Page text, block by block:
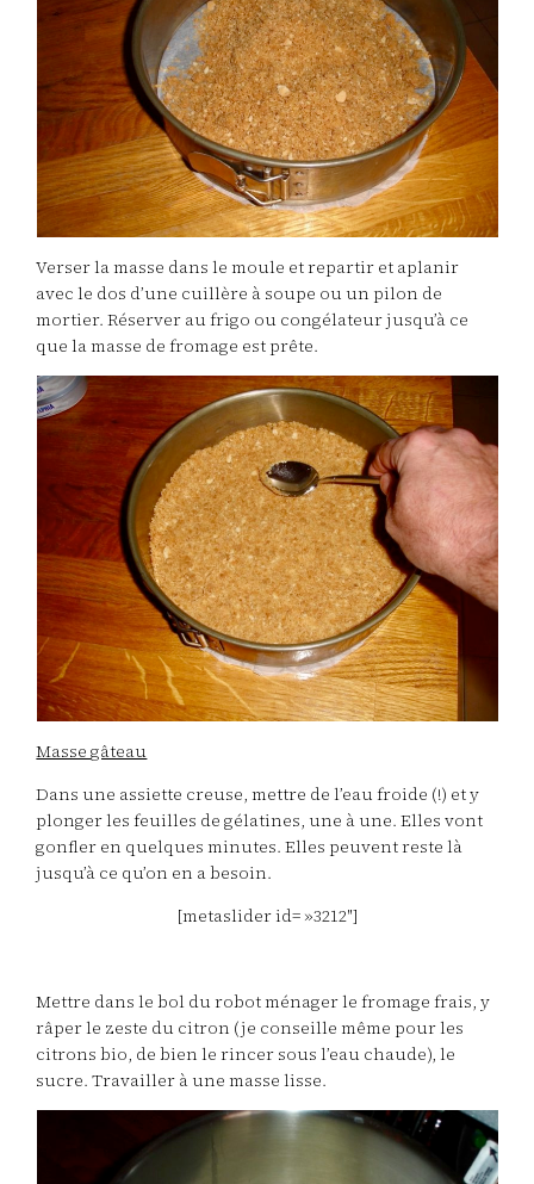
Verser la masse dans le moule et repartir et aplanir
avec le dos d’une cuillère à soupe ou un pilon de
mortier. Réserver au frigo ou congélateur jusqu’à ce
que la masse de fromage est prête.
Masse gâteau
Dans une assiette creuse, mettre de l’eau froide (!) et y
plonger les feuilles de gélatines, une à une. Elles vont
gonfler en quelques minutes. Elles peuvent reste là
jusqu’à ce qu’on en a besoin.
[metaslider id= »3212″]
Mettre dans le bol du robot ménager le fromage frais, y
râper le zeste du citron (je conseille même pour les
citrons bio, de bien le rincer sous l’eau chaude), le
sucre. Travailler à une masse lisse.